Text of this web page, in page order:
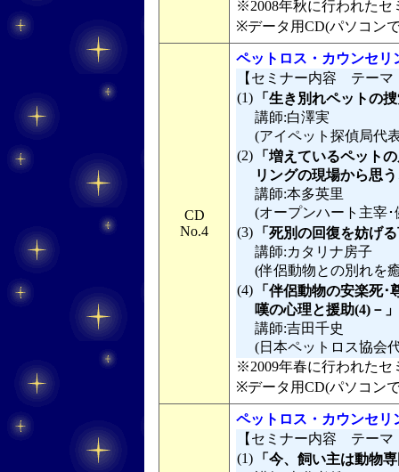
※2008年秋に行われたセ
※データ用CD(パソコン
CD
No.4
ペットロス・カウンセ
【セミナー内容 テーマ
(1)
「生き別れペットの
講師:白澤実
(アイペット探偵局代
(2)
「増えているペット
リングの現場から思
講師:本多英里
(オープンハート主宰･
(3)
「死別の回復を妨げ
講師:カタリナ房子
(伴侶動物との別れを
(4)
「伴侶動物の安楽死
嘆の心理と援助(4)－」
講師:吉田千史
(日本ペットロス協会
※2009年春に行われたセ
※データ用CD(パソコン
ペットロス・カウンセ
【セミナー内容 テーマ
(1)
「今、飼い主は動物